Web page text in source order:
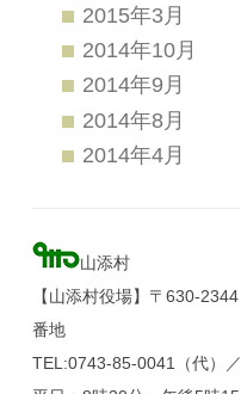
2015年3月
2014年10月
2014年9月
2014年8月
2014年4月
山添村
【山添村役場】〒630-
番地
TEL:0743-85-0041（代）